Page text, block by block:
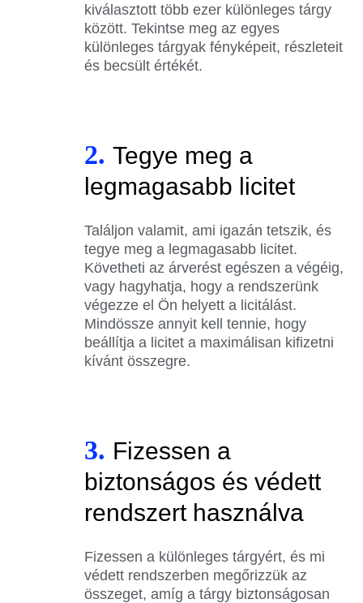
kiválasztott több ezer különleges tárgy
között. Tekintse meg az egyes
különleges tárgyak fényképeit, részleteit
és becsült értékét.
2. Tegye meg a
legmagasabb licitet
Találjon valamit, ami igazán tetszik, és
tegye meg a legmagasabb licitet.
Követheti az árverést egészen a végéig,
vagy hagyhatja, hogy a rendszerünk
végezze el Ön helyett a licitálást.
Mindössze annyit kell tennie, hogy
beállítja a licitet a maximálisan kifizetni
kívánt összegre.
3. Fizessen a
biztonságos és védett
rendszert használva
Fizessen a különleges tárgyért, és mi
védett rendszerben megőrizzük az
összeget, amíg a tárgy biztonságosan